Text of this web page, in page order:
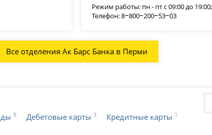
Режим работы: пн - пт с 09:00 до
Телефон: 8‒800‒200‒53‒03
Все отделения Ак Барс Банка в Перми
9 Дебетовые карты 3 Кредитные карты 1